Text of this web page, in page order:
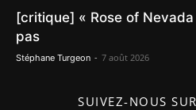
[critique] « Rose of Nevada
pas
Stéphane Turgeon - 7 août 2026
SUIVEZ-NOUS